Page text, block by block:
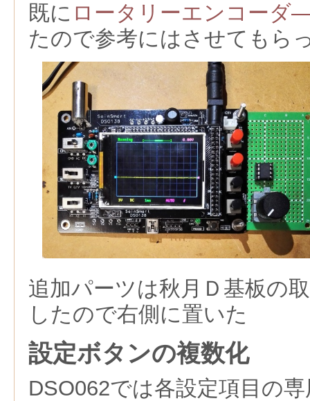
既に ロータリーエンコーダ
たので参考にはさせてもら
追加パーツは秋月Ｄ基板の
したので右側に置いた
設定ボタンの複数化
DSO062では各設定項目の